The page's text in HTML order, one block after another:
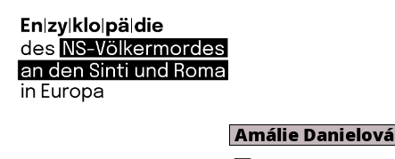
Amálie Danielová